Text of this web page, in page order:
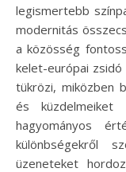
legismertebb
modernitás
a közösség
kelet-európai
tükrözi, miközben
és
hagyományos
különbségekről
üzeneteket